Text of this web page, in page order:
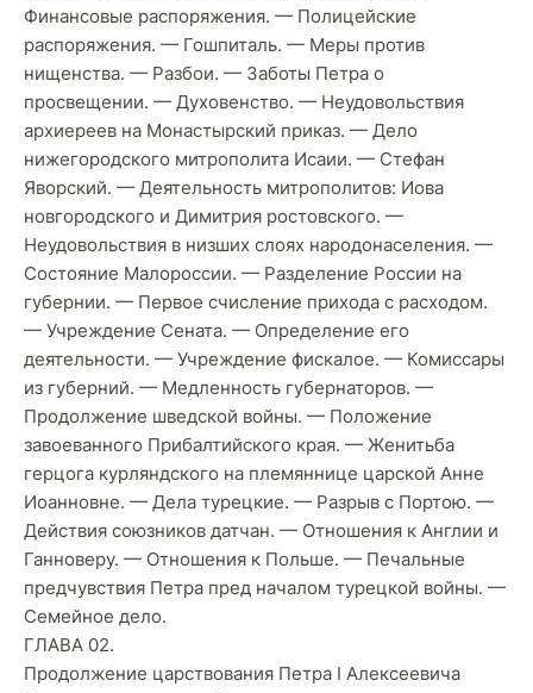
Финансовые распоряжения. — Полицейские
распоряжения. — Гошпиталь. — Меры против
нищенства. — Разбои. — Заботы Петра о
просвещении. — Духовенство. — Неудовольствия
архиереев на Монастырский приказ. — Дело
нижегородского митрополита Исаии. — Стефан
Яворский. — Деятельность митрополитов: Иова
новгородского и Димитрия ростовского. —
Неудовольствия в низших слоях народонаселения. —
Состояние Малороссии. — Разделение России на
губернии. — Первое счисление прихода с расходом.
— Учреждение Сената. — Определение его
деятельности. — Учреждение фискалое. — Комиссары
из губерний. — Медленность губернаторов. —
Продолжение швeдской войны. — Положение
завоеванного Прибалтийского края. — Женитьба
герцога курляндского на племяннице царской Анне
Иоанновне. — Дела турецкие. — Разрыв с Портою. —
Действия союзников датчан. — Отношения к Англии и
Ганноверу. — Отношения к Польше. — Печальные
предчувствия Петра пред началом турецкой войны. —
Семейное дело.
ГЛАВА 02.
Продолжение царствования Петра I Алексеевича